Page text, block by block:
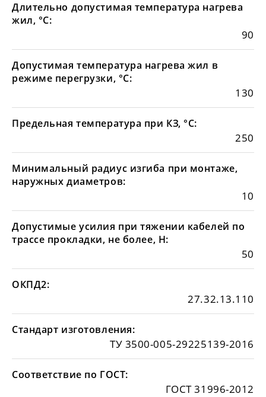
Длительно допустимая температура нагрева
жил, °С:
90
Допустимая температура нагрева жил в
режиме перегрузки, °С:
130
Предельная температура при КЗ, °С:
250
Минимальный радиус изгиба при монтаже,
наружных диаметров:
10
Допустимые усилия при тяжении кабелей по
трассе прокладки, не более, Н:
50
ОКПД2:
27.32.13.110
Стандарт изготовления:
ТУ 3500-005-29225139-2016
Соответствие по ГОСТ:
ГОСТ 31996-2012